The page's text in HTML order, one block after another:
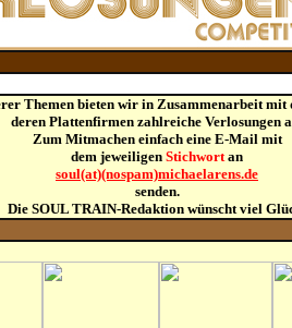
Themen bieten wir in Zusammenarbeit mit
deren Plattenfirmen zahlreiche Verlosungen
Zum Mitmachen einfach eine E-Mail mit
dem jeweiligen Stichwortan
soul(at)(nospam)michaelarens.de
senden.
Die SOUL TRAIN-Redaktion wünscht viel